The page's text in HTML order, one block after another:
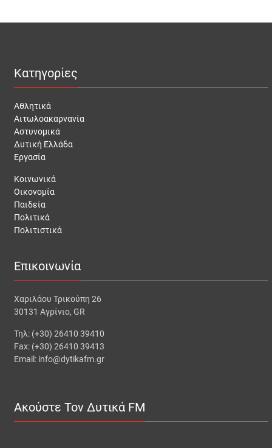
Κατηγορίες
Αθλητικά
Αιτωλοακαρνανία
Αστυνομικά
Δυτική Ελλάδα
Εργασία
Κοινωνικά
Οικονομία
Παιδεία
Πολιτικά
Πολιτιστικά
Επικοινωνία
Χαριλάου Τρικούπη 26
30131 Αγρίνιο, GR
Τηλ: (+30) 26410 39410
Fax: (+30) 26410 39413
Email: info@dytikafm.gr
Ακούστε Τον Δυτικά FM